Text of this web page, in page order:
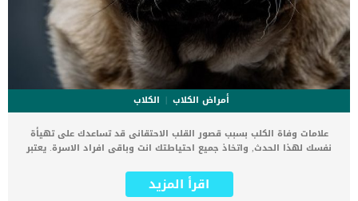
أمراض الكلاب
الكلاب
علامات وفاة الكلب بسبب قصور القلب الاحتقانى قد تساعدك على تهيأة
نفسك لهذا الحدث, واتخاذ جميع احتياطتك انت وباقى افراد الاسرة. يعتبر
يتعرض لها جميع الكائنات الحية بما فى ذلك الكلاب والقطط. كما ان القلب
يعتبر عضوا رئيسيا فى جسم الكلاب, واى قصور به يعتبر قصور فى باقى
اقرأ المزيد